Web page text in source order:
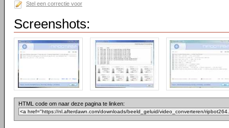
Stel een correctie voor
Screenshots:
HTML code om naar deze pagina te linken: